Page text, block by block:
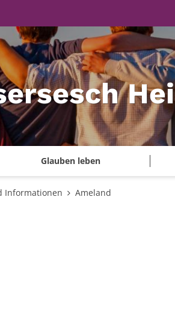
Glauben leben
Informationen Ameland